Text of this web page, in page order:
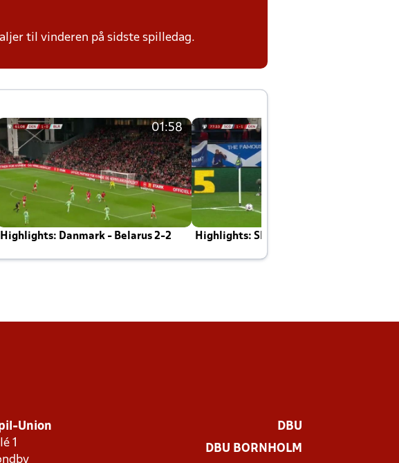
til vinderen på sidste spilledag.
01:58
Highlights: Danmark - Belarus 2-2 Highlights: Skotland - Danmark 4-2
Union
1
DBU
DBU BORNHOLM